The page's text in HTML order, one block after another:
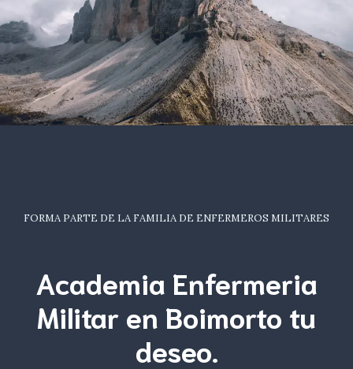
FORMA PARTE DE LA FAMILIA DE ENFERMEROS MILITARES
Academia Enfermeria
Militar en Boimorto tu
deseo.